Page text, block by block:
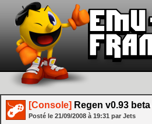
[Console] Regen v0.93
Posté le 21/09/2008 à 19:31 par Jets